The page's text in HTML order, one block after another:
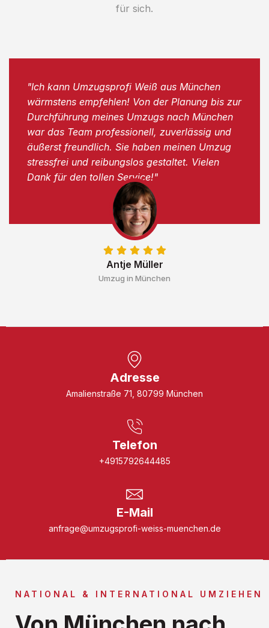
für sich.
Antje Müller
Umzug in München
"Ich kann Umzugsprofi Weiß aus München
wärmstens empfehlen! Von der Planung bis zur
Durchführung meines Umzugs nach München
war das Team professionell, zuverlässig und
äußerst freundlich. Sie haben meinen Umzug
stressfrei und reibungslos gestaltet. Vielen
Dank für den tollen Service!"
Adresse
Amalienstraße 71, 80799 München
Telefon
+4915792644485
E-Mail
anfrage@umzugsprofi-weiss-muenchen.de
NATIONAL & INTERNATIONAL UMZIEHEN